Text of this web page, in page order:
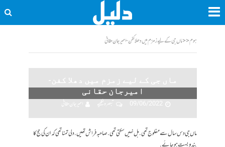
ہوم<<ماں جی کے لیے زمزم میں دھلا کفن-امیرجان حقانی
ماں جی کے لیے زمزم میں دھلا کفن-
امیرجان حقانی
09/06/2022
تبصرہ لکھیے امیر جان حقانی
ماں جی دس سال سے مفلوج تھی.ہل نہیں سکتی تھی. صاحبہ فراش تھیں. دلی تمنا تھی کہ ان کی حج کا